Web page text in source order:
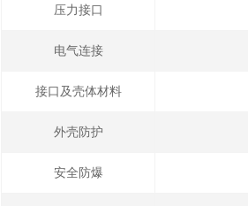
压力接口
电气连接
接口及壳体材料
外壳防护
安全防爆